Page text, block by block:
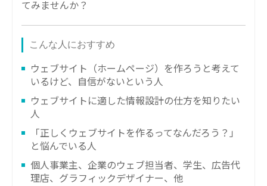
てみませんか？
こんな人におすすめ
ウェブサイト（ホームページ）を作ろうと考えて
いるけど、自信がないという人
ウェブサイトに適した情報設計の仕方を知りたい
人
「正しくウェブサイトを作るってなんだろう？」
と悩んでいる人
個人事業主、企業のウェブ担当者、学生、広告代
理店、グラフィックデザイナー、他